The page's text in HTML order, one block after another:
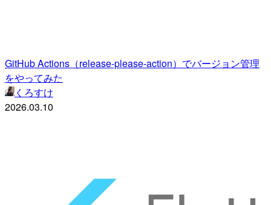
GitHub Actions（release-please-action）でバージョン管理
をやってみた
くろすけ
2026.03.10